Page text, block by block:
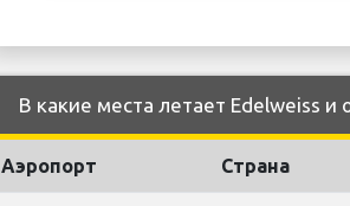
В какие места летает Edelweiss и
Аэропорт Страна